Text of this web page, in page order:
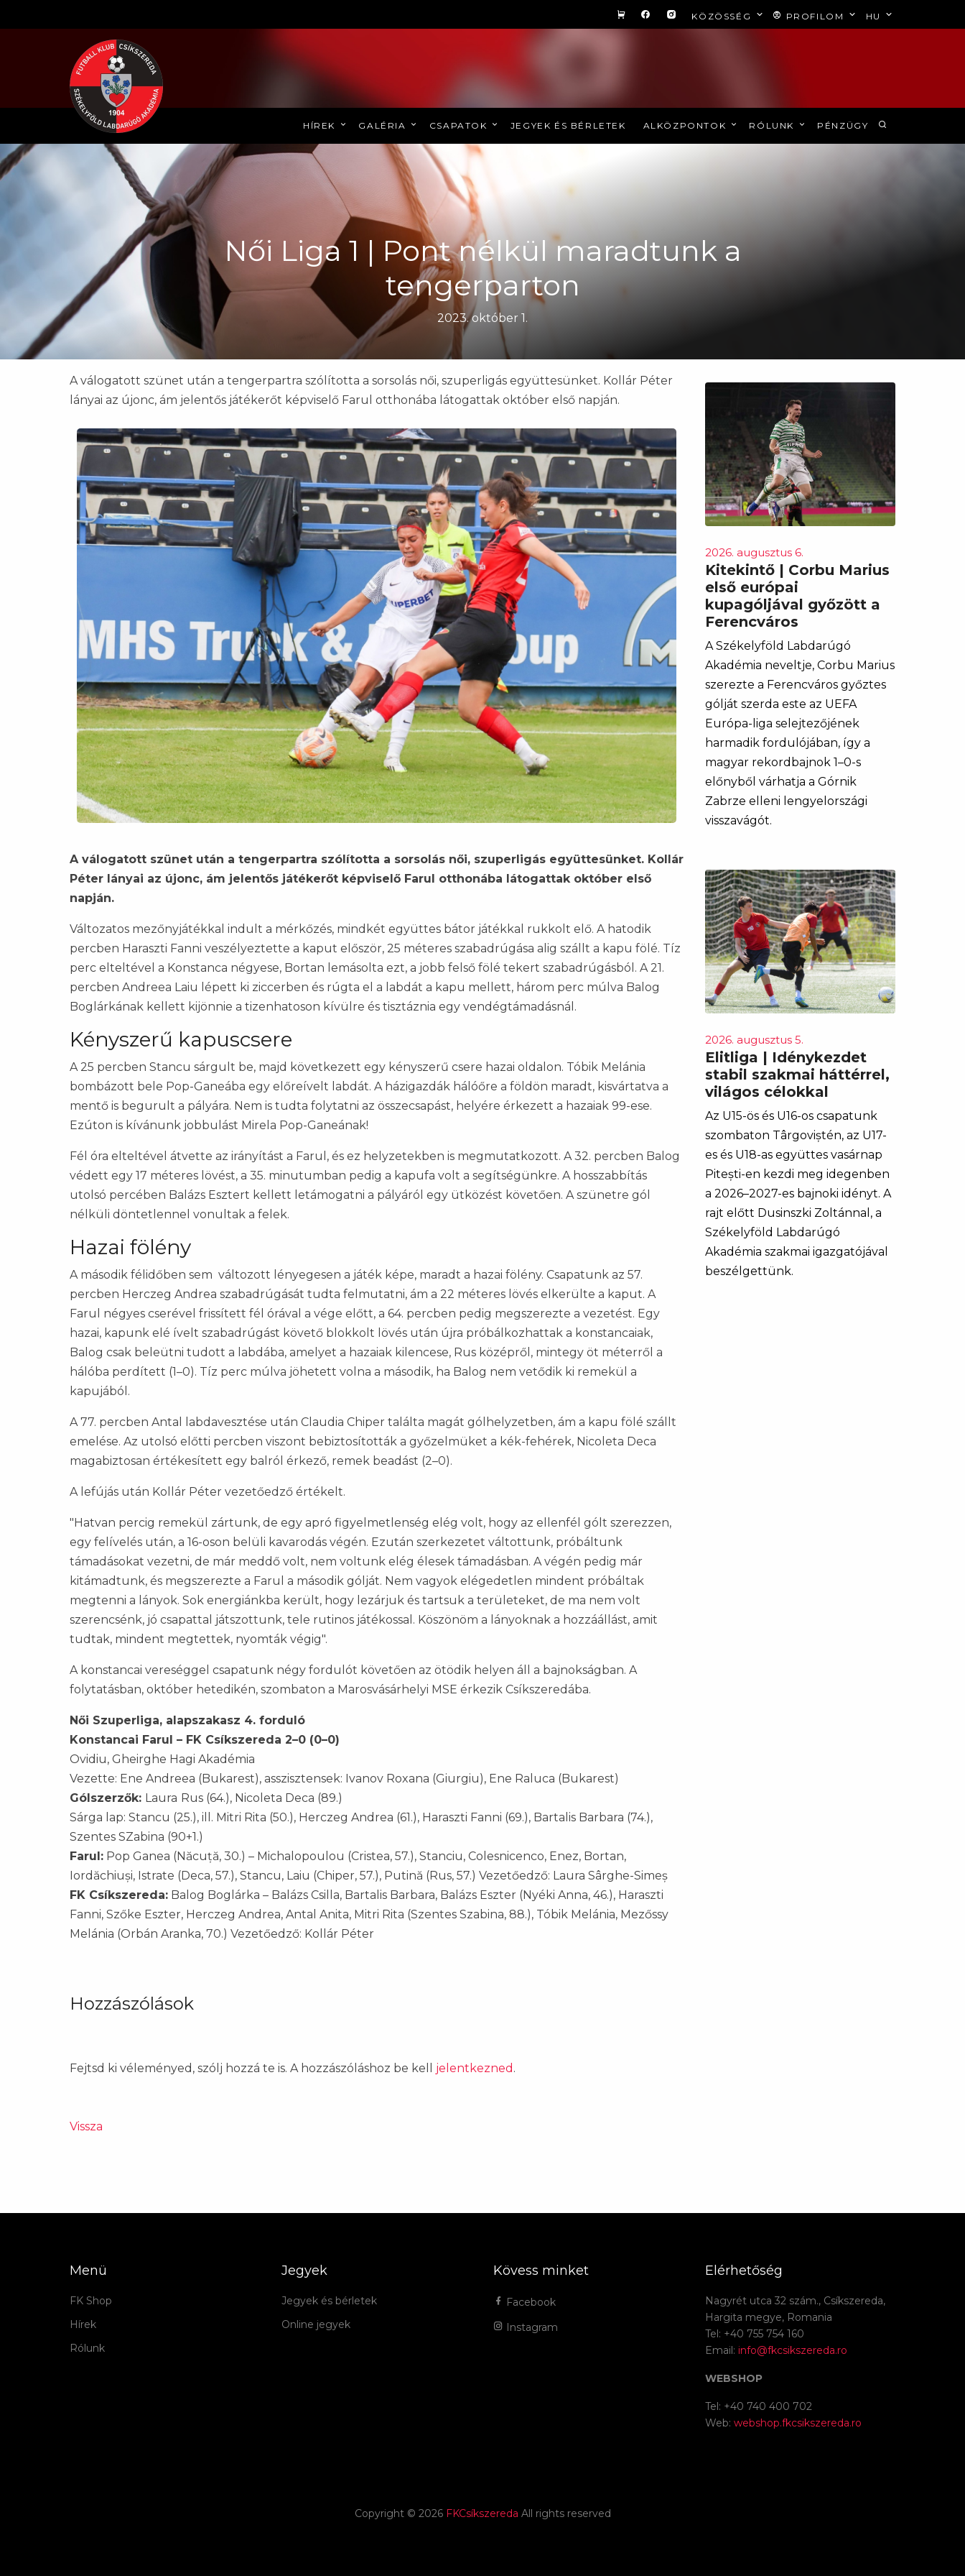
KÖZÖSSÉG PROFILOM HU
HÍREK GALÉRIA CSAPATOK JEGYEK ÉS BÉRLETEK ALKÖZPONTOK RÓLUNK PÉNZÜGY
Női Liga 1 | Pont nélkül maradtunk a
tengerparton
2023. október 1.
A válogatott szünet után a tengerpartra szólította a sorsolás női, szuperligás együttesünket. Kollár Péter
lányai az újonc, ám jelentős játékerőt képviselő Farul otthonába látogattak október első napján.
A válogatott szünet után a tengerpartra szólította a sorsolás női, szuperligás együttesünket. Kollár
Péter lányai az újonc, ám jelentős játékerőt képviselő Farul otthonába látogattak október első
napján.
Változatos mezőnyjátékkal indult a mérkőzés, mindkét együttes bátor játékkal rukkolt elő. A hatodik
percben Haraszti Fanni veszélyeztette a kaput először, 25 méteres szabadrúgása alig szállt a kapu fölé. Tíz
perc elteltével a Konstanca négyese, Bortan lemásolta ezt, a jobb felső fölé tekert szabadrúgásból. A 21.
percben Andreea Laiu lépett ki ziccerben és rúgta el a labdát a kapu mellett, három perc múlva Balog
Boglárkának kellett kijönnie a tizenhatoson kívülre és tisztáznia egy vendégtámadásnál.
Kényszerű kapuscsere
A 25 percben Stancu sárgult be, majd következett egy kényszerű csere hazai oldalon. Tóbik Melánia
bombázott bele Pop-Ganeába egy előreívelt labdát. A házigazdák hálóőre a földön maradt, kisvártatva a
mentő is begurult a pályára. Nem is tudta folytatni az összecsapást, helyére érkezett a hazaiak 99-ese.
Ezúton is kívánunk jobbulást Mirela Pop-Ganeának!
Fél óra elteltével átvette az irányítást a Farul, és ez helyzetekben is megmutatkozott. A 32. percben Balog
védett egy 17 méteres lövést, a 35. minutumban pedig a kapufa volt a segítségünkre. A hosszabbítás
utolsó percében Balázs Esztert kellett letámogatni a pályáról egy ütközést követően. A szünetre gól
nélküli döntetlennel vonultak a felek.
Hazai fölény
A második félidőben sem változott lényegesen a játék képe, maradt a hazai fölény. Csapatunk az 57.
percben Herczeg Andrea szabadrúgását tudta felmutatni, ám a 22 méteres lövés elkerülte a kaput. A
Farul négyes cserével frissített fél órával a vége előtt, a 64. percben pedig megszerezte a vezetést. Egy
hazai, kapunk elé ívelt szabadrúgást követő blokkolt lövés után újra próbálkozhattak a konstancaiak,
Balog csak beleütni tudott a labdába, amelyet a hazaiak kilencese, Rus középről, mintegy öt méterről a
hálóba perdített (1–0). Tíz perc múlva jöhetett volna a második, ha Balog nem vetődik ki remekül a
kapujából.
A 77. percben Antal labdavesztése után Claudia Chiper találta magát gólhelyzetben, ám a kapu fölé szállt
emelése. Az utolsó előtti percben viszont bebiztosították a győzelmüket a kék-fehérek, Nicoleta Deca
magabiztosan értékesített egy balról érkező, remek beadást (2–0).
A lefújás után Kollár Péter vezetőedző értékelt.
"Hatvan percig remekül zártunk, de egy apró figyelmetlenség elég volt, hogy az ellenfél gólt szerezzen,
egy felívelés után, a 16-oson belüli kavarodás végén. Ezután szerkezetet váltottunk, próbáltunk
támadásokat vezetni, de már meddő volt, nem voltunk elég élesek támadásban. A végén pedig már
kitámadtunk, és megszerezte a Farul a második gólját. Nem vagyok elégedetlen mindent próbáltak
megtenni a lányok. Sok energiánkba került, hogy lezárjuk és tartsuk a területeket, de ma nem volt
szerencsénk, jó csapattal játszottunk, tele rutinos játékossal. Köszönöm a lányoknak a hozzáállást, amit
tudtak, mindent megtettek, nyomták végig".
A konstancai vereséggel csapatunk négy fordulót követően az ötödik helyen áll a bajnokságban. A
folytatásban, október hetedikén, szombaton a Marosvásárhelyi MSE érkezik Csíkszeredába.
Női Szuperliga, alapszakasz 4. forduló
Konstancai Farul – FK Csíkszereda 2–0 (0–0)
Ovidiu, Gheirghe Hagi Akadémia
Vezette: Ene Andreea (Bukarest), asszisztensek: Ivanov Roxana (Giurgiu), Ene Raluca (Bukarest)
Gólszerzők: Laura Rus (64.), Nicoleta Deca (89.)
Sárga lap: Stancu (25.), ill. Mitri Rita (50.), Herczeg Andrea (61.), Haraszti Fanni (69.), Bartalis Barbara (74.),
Szentes SZabina (90+1.)
Farul: Pop Ganea (Năcuță, 30.) – Michalopoulou (Cristea, 57.), Stanciu, Colesnicenco, Enez, Bortan,
Iordăchiuși, Istrate (Deca, 57.), Stancu, Laiu (Chiper, 57.), Putină (Rus, 57.) Vezetőedző: Laura Sârghe-Simeș
FK Csíkszereda: Balog Boglárka – Balázs Csilla, Bartalis Barbara, Balázs Eszter (Nyéki Anna, 46.), Haraszti
Fanni, Szőke Eszter, Herczeg Andrea, Antal Anita, Mitri Rita (Szentes Szabina, 88.), Tóbik Melánia, Mezőssy
Melánia (Orbán Aranka, 70.) Vezetőedző: Kollár Péter
2026. augusztus 6.
Kitekintő | Corbu Marius
első európai
kupagóljával győzött a
Ferencváros
A Székelyföld Labdarúgó
Akadémia neveltje, Corbu Marius
szerezte a Ferencváros győztes
gólját szerda este az UEFA
Európa-liga selejtezőjének
harmadik fordulójában, így a
magyar rekordbajnok 1–0-s
előnyből várhatja a Górnik
Zabrze elleni lengyelországi
visszavágót.
2026. augusztus 5.
Elitliga | Idénykezdet
stabil szakmai háttérrel,
világos célokkal
Az U15-ös és U16-os csapatunk
szombaton Târgoviștén, az U17-
es és U18-as együttes vasárnap
Pitești-en kezdi meg idegenben
a 2026–2027-es bajnoki idényt. A
rajt előtt Dusinszki Zoltánnal, a
Székelyföld Labdarúgó
Akadémia szakmai igazgatójával
beszélgettünk.
Hozzászólások
Fejtsd ki véleményed, szólj hozzá te is. A hozzászóláshoz be kell jelentkezned .
Vissza
Menü
FK Shop
Hírek
Rólunk
Jegyek
Jegyek és bérletek
Online jegyek
Kövess minket
Facebook
Instagram
Elérhetőség
Nagyrét utca 32 szám., Csíkszereda,
Hargita megye, Romania
Tel: +40 755 754 160
Email: info@fkcsikszereda.ro
WEBSHOP
Tel: +40 740 400 702
Web: webshop.fkcsikszereda.ro
Copyright © 2026 FKCsíkszereda All rights reserved